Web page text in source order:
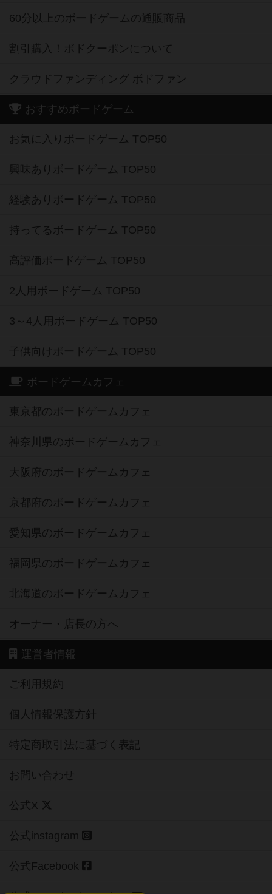
60分以上のボードゲームの通販商品
割引購入！ボドクーポンについて
クラウドファンディング ボドファン
おすすめボードゲーム
お気に入りボードゲーム TOP50
興味ありボードゲーム TOP50
経験ありボードゲーム TOP50
持ってるボードゲーム TOP50
高評価ボードゲーム TOP50
2人用ボードゲーム TOP50
3～4人用ボードゲーム TOP50
子供向けボードゲーム TOP50
ボードゲームカフェ
東京都のボードゲームカフェ
神奈川県のボードゲームカフェ
大阪府のボードゲームカフェ
京都府のボードゲームカフェ
愛知県のボードゲームカフェ
福岡県のボードゲームカフェ
北海道のボードゲームカフェ
オーナー・店長の方へ
運営者情報
ご利用規約
個人情報保護方針
特定商取引法に基づく表記
お問い合わせ
公式X
公式instagram
公式Facebook